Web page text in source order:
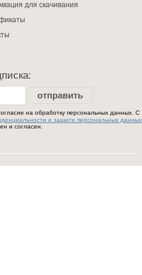
для скачивания
отправить
на обработку персональных данных. С
и защите персональных данных
и согласен.